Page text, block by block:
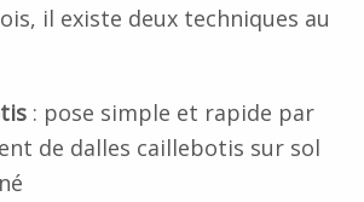
il existe deux techniques au
: pose simple et rapide par
de dalles caillebotis sur sol